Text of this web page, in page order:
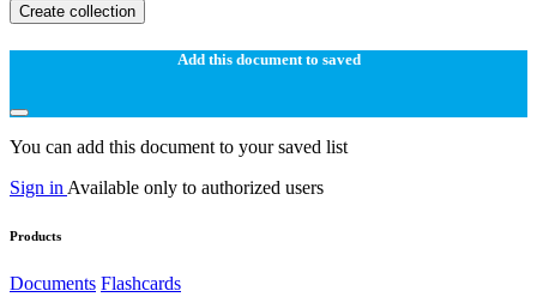
Create collection
Add this document to saved
You can add this document to your saved list
Sign in Available only to authorized users
Products
Documents Flashcards